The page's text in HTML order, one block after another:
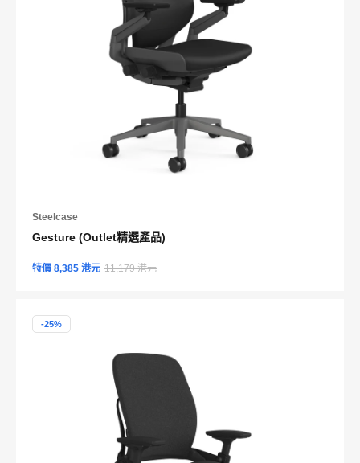
Steelcase
Gesture (Outlet精選產品)
特價 8,385 港元 11,179 港元
-25%